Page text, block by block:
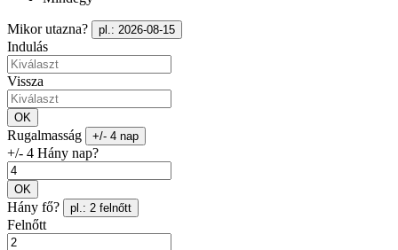
Mikor utazna? pl.: 2026-08-15
Indulás
Vissza
OK
Rugalmasság +/- 4 nap
+/- 4 Hány nap?
OK
Hány fő? pl.: 2 felnőtt
Felnőtt